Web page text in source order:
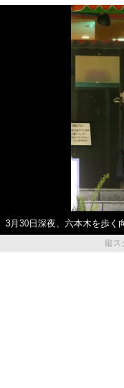
3月30日深夜、六本木を歩
縦ス